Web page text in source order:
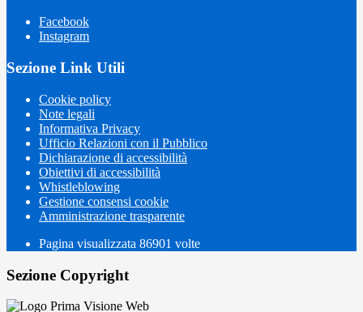
Facebook
Instagram
Sezione Link Utili
Cookie policy
Note legali
Informativa Privacy
Ufficio Relazioni con il Pubblico
Dichiarazione di accessibilità
Obiettivi di accessibilità
Whistleblowing
Gestione consensi cookie
Amministrazione trasparente
Pagina visualizzata 86901 volte
Sezione Copyright